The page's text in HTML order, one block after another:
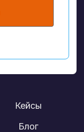
Кейсы
Блог